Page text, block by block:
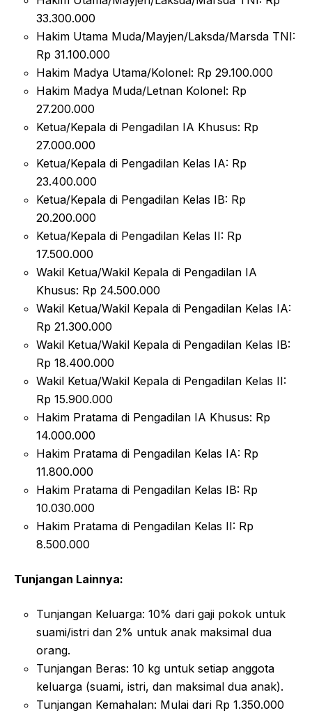
33.300.000
Hakim Utama Muda/Mayjen/Laksda/Marsda TNI:
Rp 31.100.000
Hakim Madya Utama/Kolonel: Rp 29.100.000
Hakim Madya Muda/Letnan Kolonel: Rp
27.200.000
Ketua/Kepala di Pengadilan IA Khusus: Rp
27.000.000
Ketua/Kepala di Pengadilan Kelas IA: Rp
23.400.000
Ketua/Kepala di Pengadilan Kelas IB: Rp
20.200.000
Ketua/Kepala di Pengadilan Kelas II: Rp
17.500.000
Wakil Ketua/Wakil Kepala di Pengadilan IA
Khusus: Rp 24.500.000
Wakil Ketua/Wakil Kepala di Pengadilan Kelas IA:
Rp 21.300.000
Wakil Ketua/Wakil Kepala di Pengadilan Kelas IB:
Rp 18.400.000
Wakil Ketua/Wakil Kepala di Pengadilan Kelas II:
Rp 15.900.000
Hakim Pratama di Pengadilan IA Khusus: Rp
14.000.000
Hakim Pratama di Pengadilan Kelas IA: Rp
11.800.000
Hakim Pratama di Pengadilan Kelas IB: Rp
10.030.000
Hakim Pratama di Pengadilan Kelas II: Rp
8.500.000
Tunjangan Lainnya:
Tunjangan Keluarga: 10% dari gaji pokok untuk
suami/istri dan 2% untuk anak maksimal dua
orang.
Tunjangan Beras: 10 kg untuk setiap anggota
keluarga (suami, istri, dan maksimal dua anak).
Tunjangan Kemahalan: Mulai dari Rp 1.350.000